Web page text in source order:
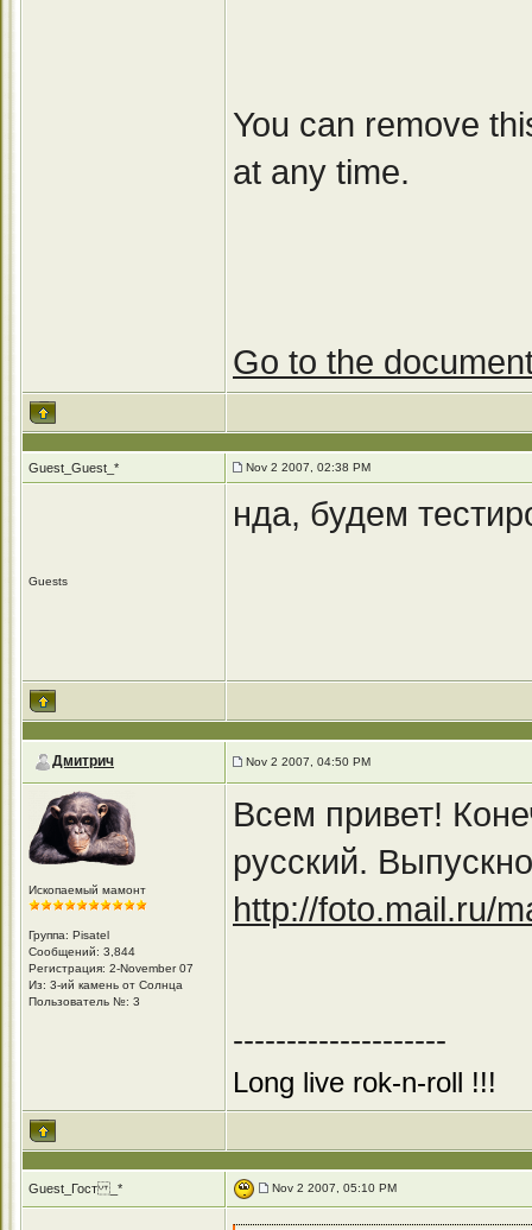
You can remove
at any time.
Go to the
Guest_Guest_* Nov 2 2007, 02:38 PM
Guests
нда, будем
Дмитрич Nov 2 2007, 04:50 PM
Ископаемый мамонт
Группа: Pisatel
Сообщений: 3,844
Регистрация: 2-November 07
Из: 3-ий камень от Солнца
Пользователь №: 3
Всем привет!
русский.
http://foto.mail.ru/
--------------------
Long live rok-n-roll !!!
Guest_Гост _* Nov 2 2007, 05:10 PM